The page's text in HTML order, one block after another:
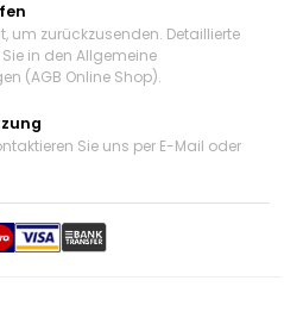
um zurückzusenden. Detaillierte
in den Allgemeine
(AGB Online Shop).
Sie uns per E-Mail oder